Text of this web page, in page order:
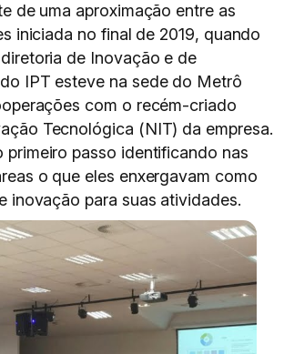
de uma aproximação entre as
iniciada no final de 2019, quando
de Inovação e de
IPT esteve na sede do Metrô
com o recém-criado
Tecnológica (NIT) da empresa.
primeiro passo identificando nas
o que eles enxergavam como
inovação para suas atividades.